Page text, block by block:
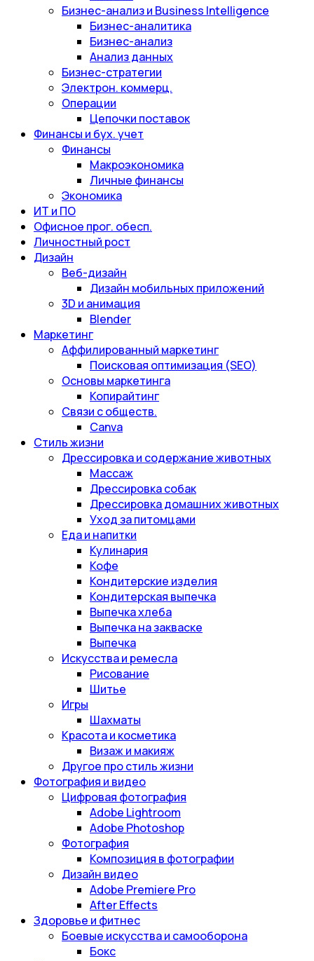
Бизнес-анализ и Business Intelligence
Бизнес-аналитика
Бизнес-анализ
Анализ данных
Бизнес-стратегии
Электрон. коммерц.
Операции
Цепочки поставок
Финансы и бух. учет
Финансы
Макроэкономика
Личные финансы
Экономика
ИТ и ПО
Офисное прог. обесп.
Личностный рост
Дизайн
Веб-дизайн
Дизайн мобильных приложений
3D и анимация
Blender
Маркетинг
Аффилированный маркетинг
Поисковая оптимизация (SEO)
Основы маркетинга
Копирайтинг
Связи с обществ.
Canva
Стиль жизни
Дрессировка и содержание животных
Массаж
Дрессировка собак
Дрессировка домашних животных
Уход за питомцами
Еда и напитки
Кулинария
Кофе
Кондитерские изделия
Кондитерская выпечка
Выпечка хлеба
Выпечка на закваске
Выпечка
Искусства и ремесла
Рисование
Шитье
Игры
Шахматы
Красота и косметика
Визаж и макияж
Другое про стиль жизни
Фотография и видео
Цифровая фотография
Adobe Lightroom
Adobe Photoshop
Фотография
Композиция в фотографии
Дизайн видео
Adobe Premiere Pro
After Effects
Здоровье и фитнес
Боевые искусства и самооборона
Бокс